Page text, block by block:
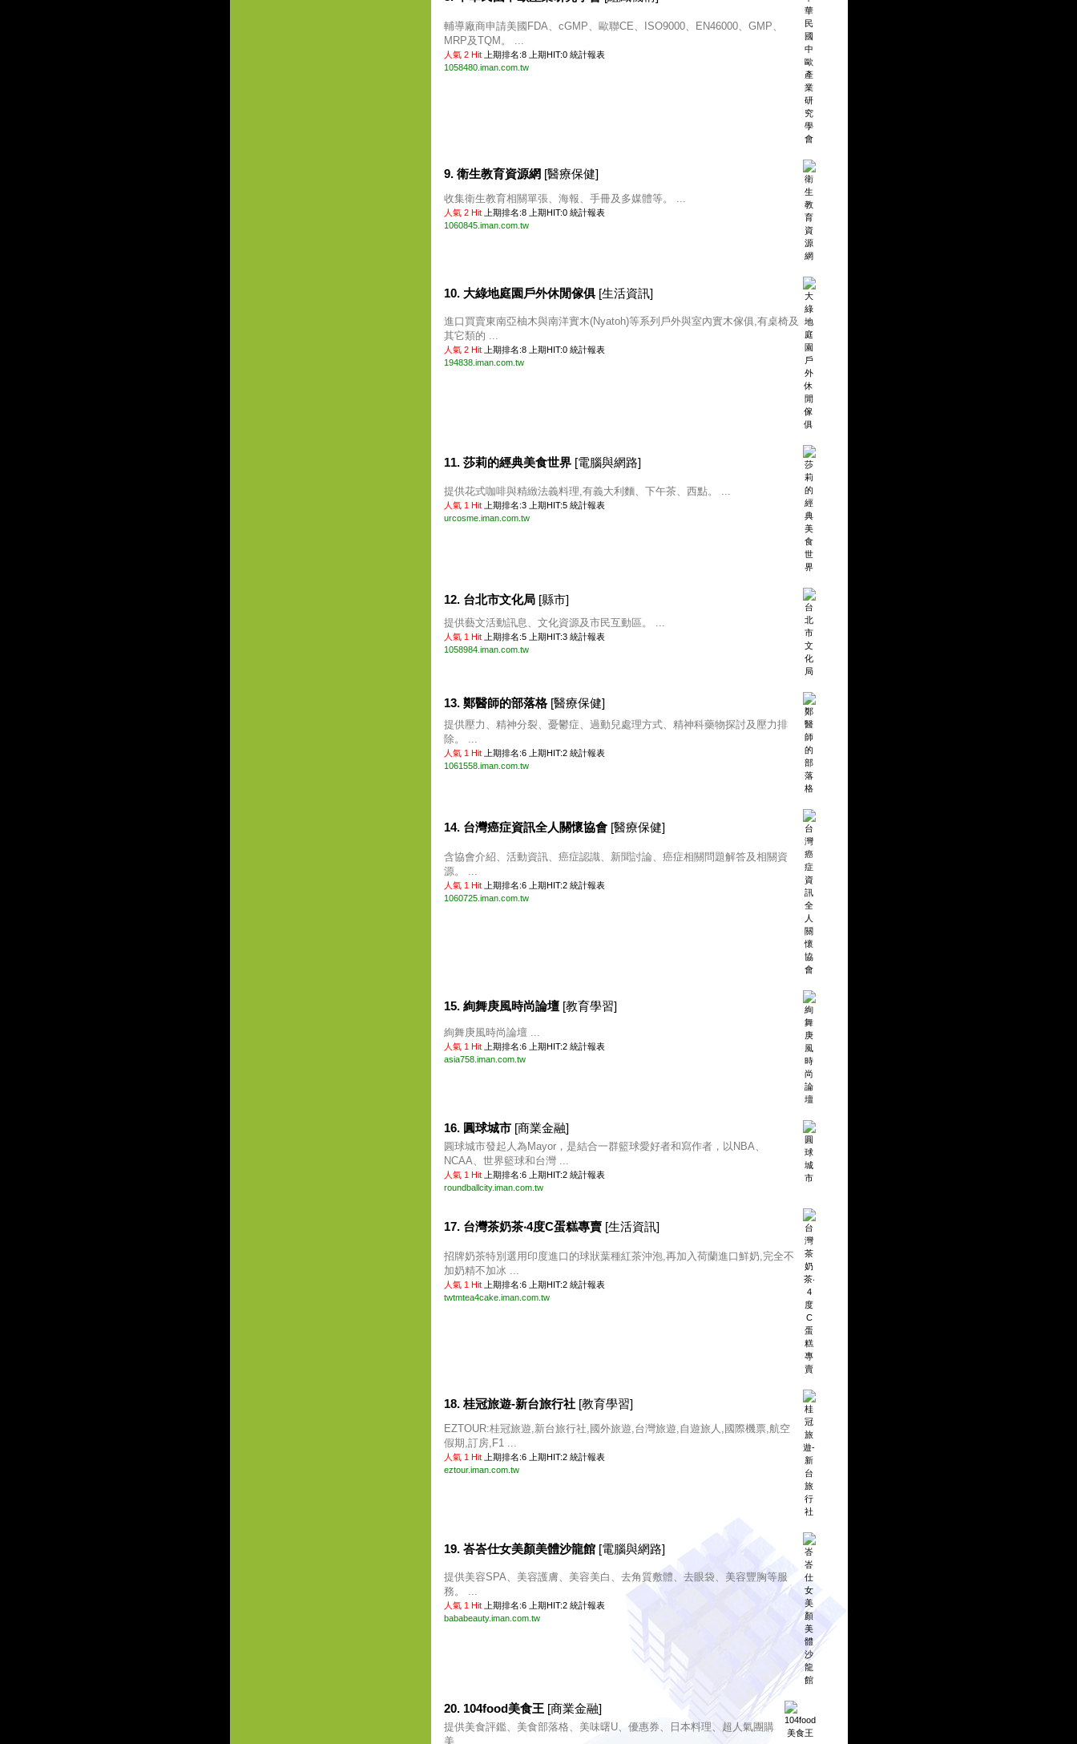
輔導廠商申請美國FDA、cGMP、歐聯CE、ISO9000、EN46000、GMP、
MRP及TQM。 ...
人氣 2 Hit 上期排名:8 上期HIT:0 統計報表
1058480.iman.com.tw
9. 衛生教育資源網 [醫療保健]
收集衛生教育相關單張、海報、手冊及多媒體等。 ...
人氣 2 Hit 上期排名:8 上期HIT:0 統計報表
1060845.iman.com.tw
10. 大綠地庭園戶外休閒傢俱 [生活資訊]
進口買賣東南亞柚木與南洋實木(Nyatoh)等系列戶外與室內實木傢俱,有桌椅及
其它類的 ...
人氣 2 Hit 上期排名:8 上期HIT:0 統計報表
194838.iman.com.tw
11. 莎莉的經典美食世界 [電腦與網路]
提供花式咖啡與精緻法義料理,有義大利麵、下午茶、西點。 ...
人氣 1 Hit 上期排名:3 上期HIT:5 統計報表
urcosme.iman.com.tw
12. 台北市文化局 [縣市]
提供藝文活動訊息、文化資源及市民互動區。 ...
人氣 1 Hit 上期排名:5 上期HIT:3 統計報表
1058984.iman.com.tw
13. 鄭醫師的部落格 [醫療保健]
提供壓力、精神分裂、憂鬱症、過動兒處理方式、精神科藥物探討及壓力排
除。 ...
人氣 1 Hit 上期排名:6 上期HIT:2 統計報表
1061558.iman.com.tw
14. 台灣癌症資訊全人關懷協會 [醫療保健]
含協會介紹、活動資訊、癌症認識、新聞討論、癌症相關問題解答及相關資
源。 ...
人氣 1 Hit 上期排名:6 上期HIT:2 統計報表
1060725.iman.com.tw
15. 絢舞庚風時尚論壇 [教育學習]
絢舞庚風時尚論壇 ...
人氣 1 Hit 上期排名:6 上期HIT:2 統計報表
asia758.iman.com.tw
16. 圓球城市 [商業金融]
圓球城市發起人為Mayor，是結合一群籃球愛好者和寫作者，以NBA、
NCAA、世界籃球和台灣 ...
人氣 1 Hit 上期排名:6 上期HIT:2 統計報表
roundballcity.iman.com.tw
17. 台灣茶奶茶‧4度C蛋糕專賣 [生活資訊]
招牌奶茶特別選用印度進口的球狀葉種紅茶沖泡,再加入荷蘭進口鮮奶,完全不
加奶精不加冰 ...
人氣 1 Hit 上期排名:6 上期HIT:2 統計報表
twtmtea4cake.iman.com.tw
18. 桂冠旅遊-新台旅行社 [教育學習]
EZTOUR:桂冠旅遊,新台旅行社,國外旅遊,台灣旅遊,自遊旅人,國際機票,航空
假期,訂房,F1 ...
人氣 1 Hit 上期排名:6 上期HIT:2 統計報表
eztour.iman.com.tw
19. 峇峇仕女美顏美體沙龍館 [電腦與網路]
提供美容SPA、美容護膚、美容美白、去角質敷體、去眼袋、美容豐胸等服
務。 ...
人氣 1 Hit 上期排名:6 上期HIT:2 統計報表
bababeauty.iman.com.tw
20. 104food美食王 [商業金融]
提供美食評鑑、美食部落格、美味曙U、優惠券、日本料理、超人氣團購
美 ...